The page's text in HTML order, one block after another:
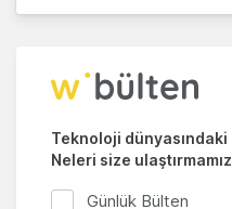
Teknoloji
Neleri size
Günlük Bülten